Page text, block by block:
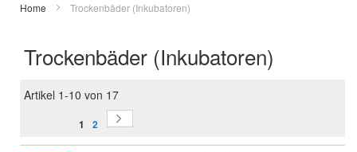
Home Trockenbäder (Inkubatoren)
Trockenbäder (Inkubatoren)
Artikel 1-10 von 17
Sie lesen gerade Seite
1 Seite
2
Seite